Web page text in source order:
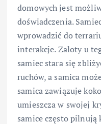
domowych jest
doświadczenia.
wprowadzić do
interakcje. Zaloty u
samiec stara się
ruchów, a samica
samica zawiązuje
umieszcza w swojej
samice często pilnują